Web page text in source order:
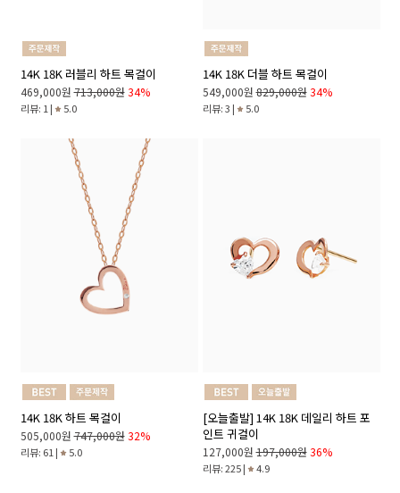
14K 18K 러블리 하트 목걸이
469,000원 713,000원 34%
리뷰: 1 | 5.0
14K 18K 더블 하트 목걸이
549,000원 829,000원 34%
리뷰: 3 | 5.0
14K 18K 하트 목걸이
505,000원 747,000원 32%
리뷰: 61 | 5.0
[오늘출발] 14K 18K 데일리 하트 포
인트 귀걸이
127,000원 197,000원 36%
리뷰: 225 | 4.9